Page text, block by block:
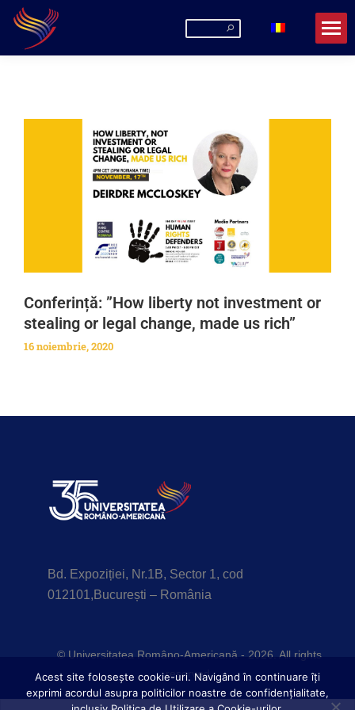
Conferință: ”How liberty not investment or
stealing or legal change, made us rich”
16 noiembrie, 2020
Bd. Expoziției, Nr.1B, Sector 1, cod
012101,București – România
© Universitatea Româno-Americană - 2026. All rights
reserved.
Acest site foloseşte cookie-uri. Navigând în continuare îți
exprimi acordul asupra politicilor noastre de confidențialitate,